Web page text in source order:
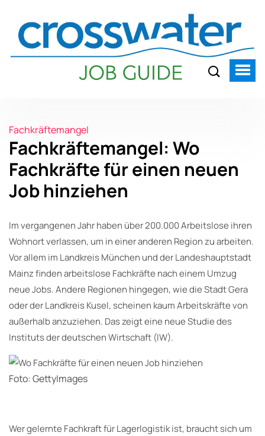
Fachkräftemangel
Fachkräftemangel: Wo
Fachkräfte für einen neuen
Job hinziehen
Im vergangenen Jahr haben über 200.000 Arbeitslose ihren
Wohnort verlassen, um in einer anderen Region zu arbeiten.
Vor allem im Landkreis München und der Landeshauptstadt
Mainz finden arbeitslose Fachkräfte nach einem Umzug
neue Jobs. Andere Regionen hingegen, wie die Stadt Gera
oder der Landkreis Kusel, scheinen kaum Arbeitskräfte von
außerhalb anzuziehen. Das zeigt eine neue Studie des
Instituts der deutschen Wirtschaft (IW).
Foto: GettyImages
Wer gelernte Fachkraft für Lagerlogistik ist, braucht sich um